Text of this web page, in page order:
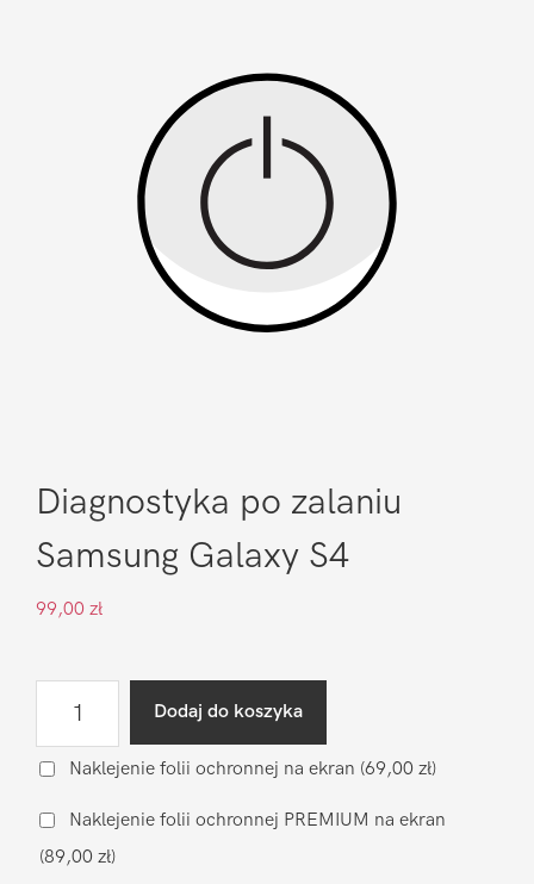
Diagnostyka po zalaniu
Samsung Galaxy S4
99,00 zł
po
Samsung
Galaxy
Dodaj do koszyka
Naklejenie folii ochronnej na ekran (69,00 zł)
Naklejenie folii ochronnej PREMIUM na ekran
(89,00 zł)